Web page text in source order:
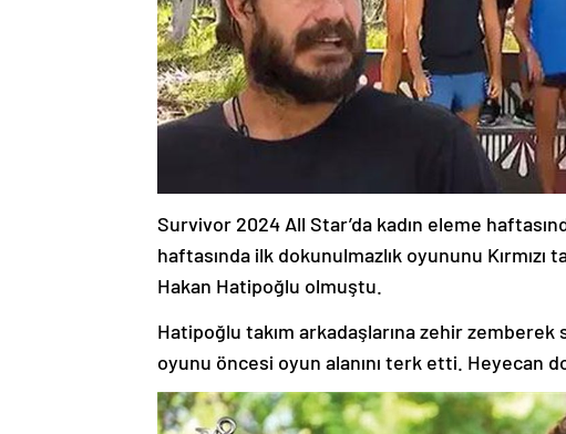
Survivor 2024 All Star’da kadın eleme
haftasında ilk dokunulmazlık oyununu Kırmızı
Hakan Hatipoğlu olmuştu.
Hatipoğlu takım arkadaşlarına zehir
oyunu öncesi oyun alanını terk etti. Heyecan